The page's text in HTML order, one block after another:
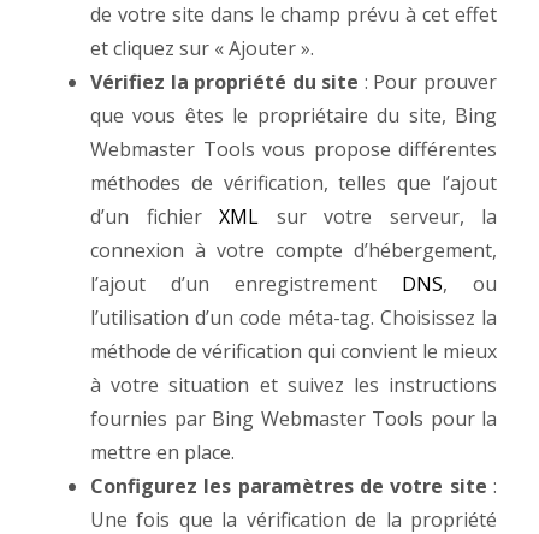
de votre site dans le champ prévu à cet effet
et cliquez sur « Ajouter ».
Vérifiez la propriété du site : Pour prouver
que vous êtes le propriétaire du site, Bing
Webmaster Tools vous propose différentes
méthodes de vérification, telles que l’ajout
d’un fichier XML sur votre serveur, la
connexion à votre compte d’hébergement,
l’ajout d’un enregistrement DNS, ou
l’utilisation d’un code méta-tag. Choisissez la
méthode de vérification qui convient le mieux
à votre situation et suivez les instructions
fournies par Bing Webmaster Tools pour la
mettre en place.
Configurez les paramètres de votre site :
Une fois que la vérification de la propriété